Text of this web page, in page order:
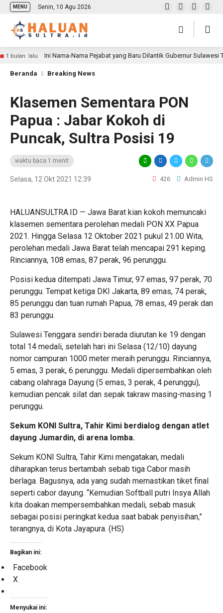
MENU Senin, 10 Agu 2026
1 bulan lalu Ini Nama-Nama Pejabat yang Baru Dilantik Gubernur Sulawesi
Beranda Breaking News
Klasemen Sementara PON
Papua : Jabar Kokoh di
Puncak, Sultra Posisi 19
waktu baca 1 menit
Selasa, 12 Okt 2021 12:39 426 Admin HS
HALUANSULTRA.ID — Jawa Barat kian kokoh memuncaki
klasemen sementara perolehan medali PON XX Papua
2021. Hingga Selasa 12 Oktober 2021 pukul 21.00 Wita,
perolehan medali Jawa Barat telah mencapai 291 keping.
Rinciannya, 108 emas, 87 perak, 96 perunggu.
Posisi kedua ditempati Jawa Timur, 97 emas, 97 perak, 70
perunggu. Tempat ketiga DKI Jakarta, 89 emas, 74 perak,
85 perunggu dan tuan rumah Papua, 78 emas, 49 perak dan
83 perunggu.
Sulawesi Tenggara sendiri berada diurutan ke 19 dengan
total 14 medali, setelah hari ini Selasa (12/10) dayung
nomor campuran 1000 meter meraih perunggu. Rinciannya,
5 emas, 3 perak, 6 perunggu. Medali dipersembahkan oleh
cabang olahraga Dayung (5 emas, 3 perak, 4 perunggu),
kemudian pencak silat dan sepak takraw masing-masing 1
perunggu.
Sekum KONI Sultra, Tahir Kimi berdialog dengan atlet
dayung Jumardin, di arena lomba.
Sekum KONI Sultra, Tahir Kimi mengatakan, medali
diharapkan terus bertambah sebab tiga Cabor masih
berlaga. Bagusnya, ada yang sudah memastikan tiket final
seperti cabor dayung. “Kemudian Softball putri Insya Allah
kita doakan mempersembahkan medali, sebab masuk
sebagai posisi peringkat kedua saat babak penyisihan,”
terangnya, di Kota Jayapura. (HS)
Bagikan ini:
Facebook
X
Menyukai ini: